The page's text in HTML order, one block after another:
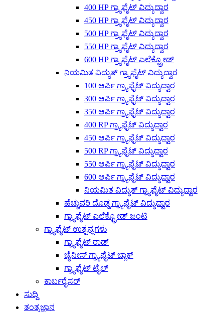
400 HP ಗ್ರ್ಯಾಫೈಟ್ ವಿದ್ಯುದ್ವಾರ
450 HP ಗ್ರ್ಯಾಫೈಟ್ ವಿದ್ಯುದ್ವಾರ
500 HP ಗ್ರ್ಯಾಫೈಟ್ ವಿದ್ಯುದ್ವಾರ
550 HP ಗ್ರ್ಯಾಫೈಟ್ ವಿದ್ಯುದ್ವಾರ
600 HP ಗ್ರ್ಯಾಫೈಟ್ ಎಲೆಕ್ಟ್ರೋಡ್
ನಿಯಮಿತ ವಿದ್ಯುತ್ ಗ್ರ್ಯಾಫೈಟ್ ವಿದ್ಯುದ್ವಾರ
100 ಆರ್ಪಿ ಗ್ರ್ಯಾಫೈಟ್ ವಿದ್ಯುದ್ವಾರ
300 ಆರ್ಪಿ ಗ್ರ್ಯಾಫೈಟ್ ವಿದ್ಯುದ್ವಾರ
350 ಆರ್ಪಿ ಗ್ರ್ಯಾಫೈಟ್ ವಿದ್ಯುದ್ವಾರ
400 RP ಗ್ರ್ಯಾಫೈಟ್ ವಿದ್ಯುದ್ವಾರ
450 ಆರ್ಪಿ ಗ್ರ್ಯಾಫೈಟ್ ವಿದ್ಯುದ್ವಾರ
500 RP ಗ್ರ್ಯಾಫೈಟ್ ವಿದ್ಯುದ್ವಾರ
550 ಆರ್ಪಿ ಗ್ರ್ಯಾಫೈಟ್ ವಿದ್ಯುದ್ವಾರ
600 ಆರ್ಪಿ ಗ್ರ್ಯಾಫೈಟ್ ವಿದ್ಯುದ್ವಾರ
ನಿಯಮಿತ ವಿದ್ಯುತ್ ಗ್ರ್ಯಾಫೈಟ್ ವಿದ್ಯುದ್ವಾರ
ಹೆಚ್ಚುವರಿ ದೊಡ್ಡ ಗ್ರ್ಯಾಫೈಟ್ ವಿದ್ಯುದ್ವಾರ
ಗ್ರ್ಯಾಫೈಟ್ ಎಲೆಕ್ಟ್ರೋಡ್ ಜಂಟಿ
ಗ್ರ್ಯಾಫೈಟ್ ಉತ್ಪನ್ನಗಳು
ಗ್ರ್ಯಾಫೈಟ್ ರಾಡ್
ಚೈನೀಸ್ ಗ್ರ್ಯಾಫೈಟ್ ಬ್ಲಾಕ್
ಗ್ರ್ಯಾಫೈಟ್ ಟೈಲ್
ಕಾರ್ಬರೈಸರ್
ಸುದ್ದಿ
ತಂತ್ರಜ್ಞಾನ